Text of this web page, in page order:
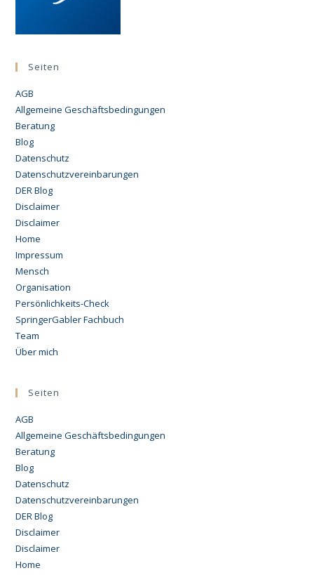
Seiten
AGB
Allgemeine Geschäftsbedingungen
Beratung
Blog
Datenschutz
Datenschutzvereinbarungen
DER Blog
Disclaimer
Disclaimer
Home
Impressum
Mensch
Organisation
Persönlichkeits-Check
SpringerGabler Fachbuch
Team
Über mich
Seiten
AGB
Allgemeine Geschäftsbedingungen
Beratung
Blog
Datenschutz
Datenschutzvereinbarungen
DER Blog
Disclaimer
Disclaimer
Home